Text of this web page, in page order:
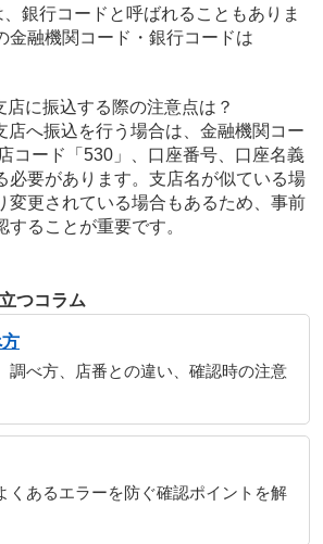
銀行コードと呼ばれることもありま
金融機関コード・銀行コードは
店に振込する際の注意点は？
店へ振込を行う場合は、金融機関コー
コード「530」、口座番号、口座名義
必要があります。支店名が似ている場
変更されている場合もあるため、事前
することが重要です。
つコラム
調べ方、店番との違い、確認時の注意
くあるエラーを防ぐ確認ポイントを解